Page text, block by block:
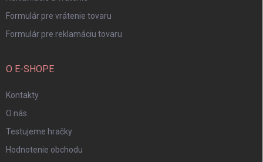
Formulár pre vrátenie tovaru
Formulár pre reklamáciu tovaru
O E-SHOPE
Kontakty
O nás
Testujeme hračky
Hodnotenie obchodu